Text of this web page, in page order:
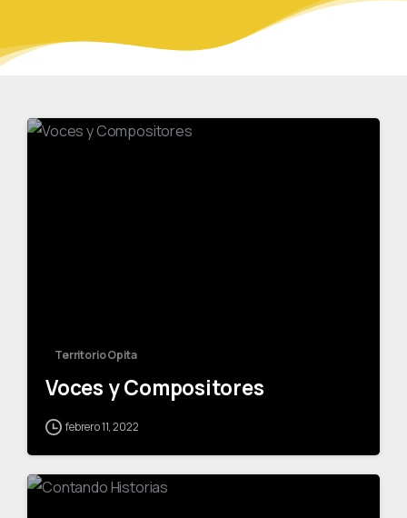
Territorio Opita
Voces y Compositores
febrero 11, 2022